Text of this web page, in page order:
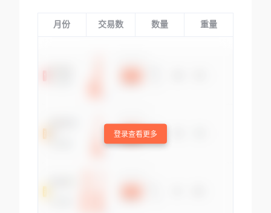
月份 交易数 数量 重量
登录查看更多